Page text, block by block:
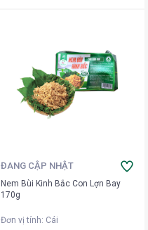
ĐANG CẬP NHẬT
Nem Bùi Kinh Bắc Con Lợn Bay
170g
Đơn vị tính: Cái